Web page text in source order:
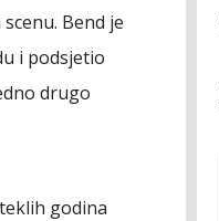
Bend je
i podsjetio
drugo
godina